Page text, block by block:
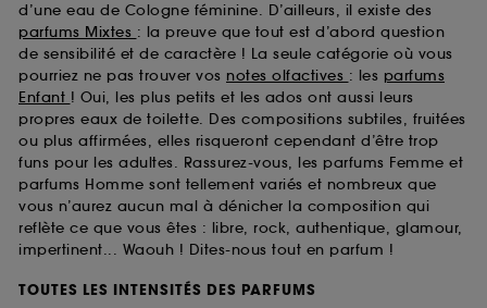
d’une eau de Cologne féminine. D’ailleurs, il existe des
parfums Mixtes : la preuve que tout est d’abord question
de sensibilité et de caractère ! La seule catégorie où vous
pourriez ne pas trouver vos notes olfactives : les parfums
Enfant ! Oui, les plus petits et les ados ont aussi leurs
propres eaux de toilette. Des compositions subtiles, fruitées
ou plus affirmées, elles risqueront cependant d’être trop
funs pour les adultes. Rassurez-vous, les parfums Femme et
parfums Homme sont tellement variés et nombreux que
vous n’aurez aucun mal à dénicher la composition qui
reflète ce que vous êtes : libre, rock, authentique, glamour,
impertinent... Waouh ! Dites-nous tout en parfum !
TOUTES LES INTENSITÉS DES PARFUMS